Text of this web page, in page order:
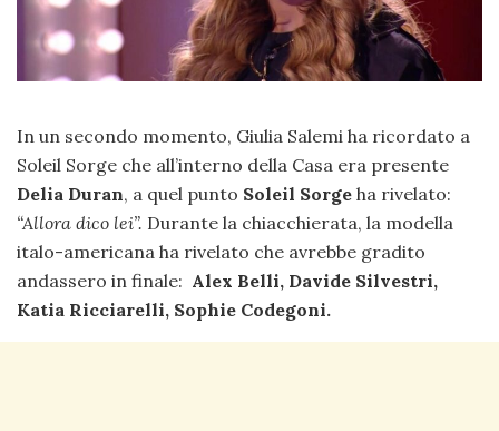
In un secondo momento, Giulia Salemi ha ricordato a
Soleil Sorge che all’interno della Casa era presente
Delia Duran, a quel punto Soleil Sorge ha rivelato:
“Allora dico lei”. Durante la chiacchierata, la modella
italo-americana ha rivelato che avrebbe gradito
andassero in finale: Alex Belli, Davide Silvestri,
Katia Ricciarelli, Sophie Codegoni.